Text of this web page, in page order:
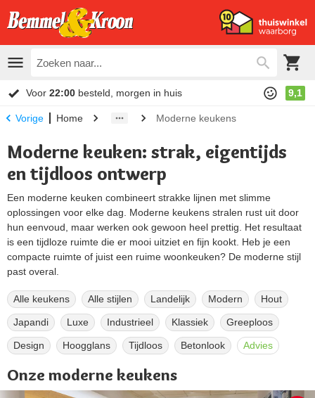
Voor 22:00 besteld, morgen in huis 9,1
Vorige Home Moderne keukens
Moderne keuken: strak, eigentijds
en tijdloos ontwerp
Een moderne keuken combineert strakke lijnen met slimme
oplossingen voor elke dag. Moderne keukens stralen rust uit door
hun eenvoud, maar werken ook gewoon heel prettig. Het resultaat
is een tijdloze ruimte die er mooi uitziet en fijn kookt. Heb je een
compacte ruimte of juist een ruime woonkeuken? De moderne stijl
past overal.
Alle keukens Alle stijlen Landelijk Modern Hout
Japandi Luxe Industrieel Klassiek Greeploos
Design Hoogglans Tijdloos Betonlook Advies
Onze moderne keukens